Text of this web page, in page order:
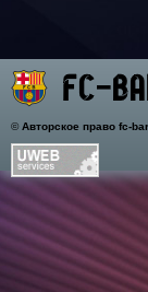
©Авторское право fc-